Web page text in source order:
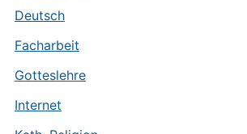
Deutsch
Facharbeit
Gotteslehre
Internet